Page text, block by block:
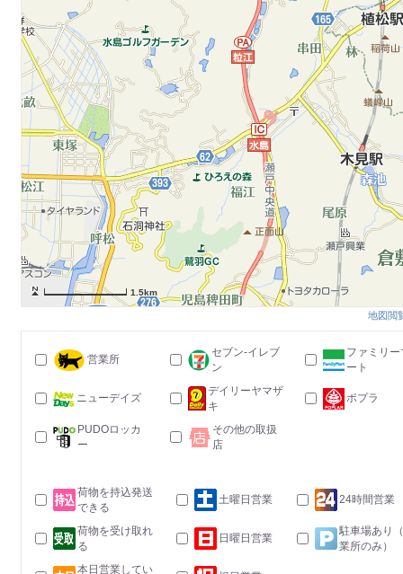
1.5km
地図閲
営業所
セブン-イレブ
ン
ファミリー
ート
ニューデイズ
デイリーヤマザ
キ
ポプラ
PUDOロッカ
ー
その他の取扱
店
荷物を持込発送
できる
土曜日営業 24時間営業
荷物を受け取れ
る
日曜日営業
駐車場あり
業所のみ）
本日営業してい